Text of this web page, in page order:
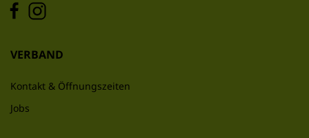
VERBAND
Kontakt & Öffnungszeiten
Jobs